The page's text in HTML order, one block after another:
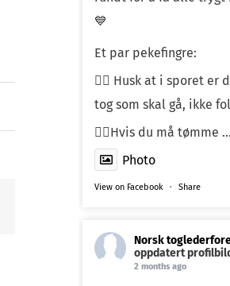
💙
Et par pekefingre:
☝🏼 Husk at i sporet er
tog som skal gå, ikke
☝🏼Hvis du må tømme ...
Photo
View on Facebook · Share
Norsk
oppdatert
2 months ago